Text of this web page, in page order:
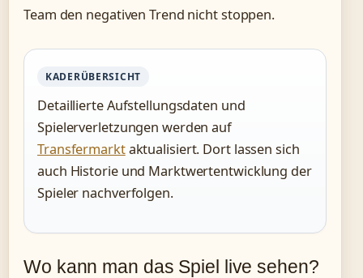
Team den negativen Trend nicht stoppen.
KADERÜBERSICHT
Detaillierte Aufstellungsdaten und
Spielerverletzungen werden auf
Transfermarktaktualisiert. Dort lassen sich
auch Historie und Marktwertentwicklung der
Spieler nachverfolgen.
Wo kann man das Spiel live sehen?